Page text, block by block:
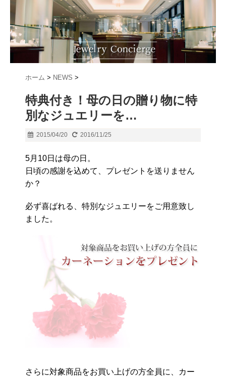
ホーム > NEWS >
特典付き！母の日の贈り物に特
別なジュエリーを…
2015/04/20 2016/11/25
5月10日は母の日。
日頃の感謝を込めて、プレゼントを送りません
か？
必ず喜ばれる、特別なジュエリーをご用意致し
ました。
さらに対象商品をお買い上げの方全員に、カー